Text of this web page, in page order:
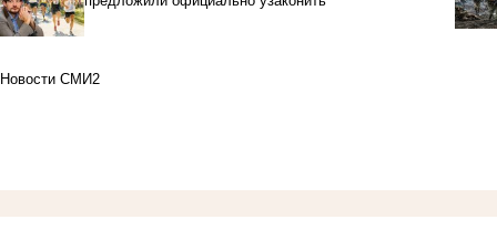
Новости СМИ2